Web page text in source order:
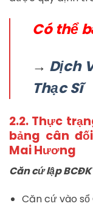
Có thể
→ Dịch
Thạc Sĩ
2.2. Thực
bảng cân
Mai Hương
Căn cứ lập
Căn cứ vào sổ